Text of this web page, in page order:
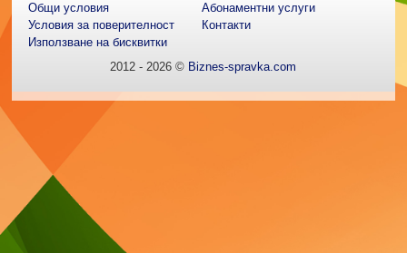
Общи условия
Условия за поверителност
Използване на бисквитки
Абонаментни услуги
Контакти
2012 - 2026 © Biznes-spravka.com